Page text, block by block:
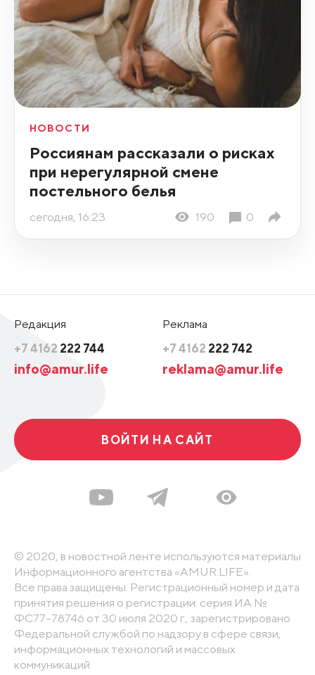
НОВОСТИ
Россиянам рассказали о рисках
при нерегулярной смене
постельного белья
сегодня, 16:23 190 0
Редакция
+7 4162 222 744
info@amur.life
Реклама
+7 4162 222 742
reklama@amur.life
ВОЙТИ НА САЙТ
© 2020, в новостной ленте используются материалы
Информационного агентства «AMUR.LIFE».
Все права защищены. Регистрационный номер и дата
принятия решения о регистрации: серия ИА №
ФС77-78746 от 30 июля 2020 г., зарегистрировано
Федеральной службой по надзору в сфере связи,
информационных технологий и массовых
коммуникаций